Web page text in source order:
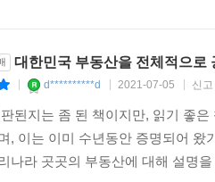
충격으로 이어질 수도 있다.
요지는 이것이다. 집의 가치를
편적인 호재나 대중심리에 휩쓸
할 수밖에 없는 부동산 투자의 원
골로 이름을 올리는 부동산 애널
대한민국 부동산을 전체적으로
d**********d 2021-07-05 신고
된지는 좀 된 책이지만, 읽기 좋
, 이는 이미 수년동안 증명되어
나라 곳곳의 부동산에 대해 설명